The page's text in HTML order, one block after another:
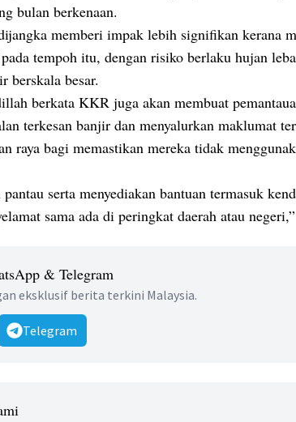
bulan berkenaan.
memberi impak lebih signifikan kerana
tempoh itu, dengan risiko berlaku hujan
berskala besar.
berkata KKR juga akan membuat
terkesan banjir dan menyalurkan maklumat
raya bagi memastikan mereka tidak
serta menyediakan bantuan termasuk
sama ada di peringkat daerah atau
& Telegram
eksklusif berita terkini Malaysia.
Telegram